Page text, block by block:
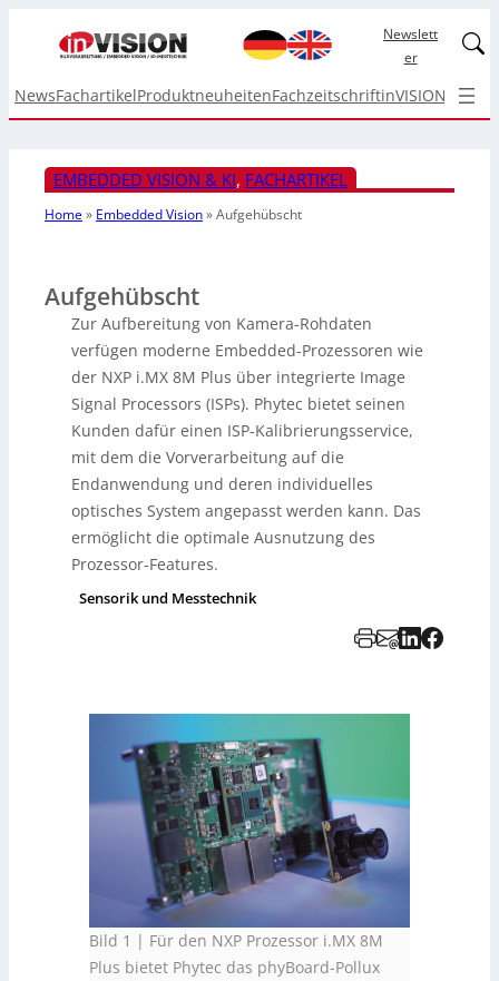
Newslett
er
NewsFachartikelProduktneuheitenFachzeitschriftinVISION Top
EMBEDDED VISION & KI, FACHARTIKEL
Home» Embedded Vision»Aufgehübscht
Aufgehübscht
Zur Aufbereitung von Kamera-Rohdaten
verfügen moderne Embedded-Prozessoren wie
der NXP i.MX 8M Plus über integrierte Image
Signal Processors (ISPs). Phytec bietet seinen
Kunden dafür einen ISP-Kalibrierungsservice,
mit dem die Vorverarbeitung auf die
Endanwendung und deren individuelles
optisches System angepasst werden kann. Das
ermöglicht die optimale Ausnutzung des
Prozessor-Features.
Sensorik und Messtechnik
Bild 1 | Für den NXP Prozessor i.MX 8M
Plus bietet Phytec das phyBoard-Pollux